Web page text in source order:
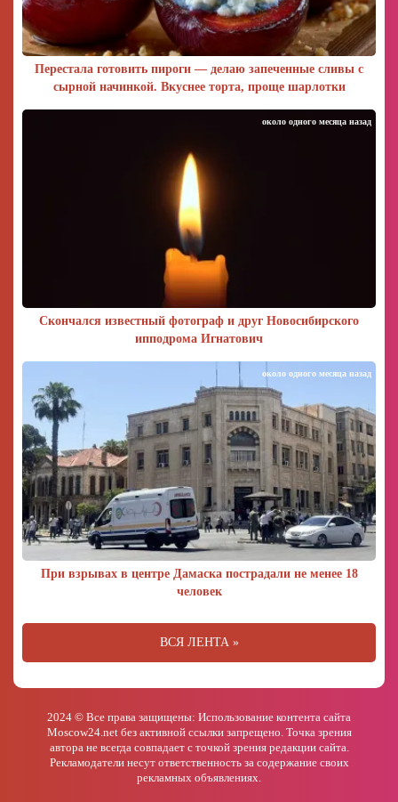
Перестала готовить пироги — делаю запеченные сливы с
сырной начинкой. Вкуснее торта, проще шарлотки
Скончался известный фотограф и друг Новосибирского
ипподрома Игнатович
около одного месяца назад
При взрывах в центре Дамаска пострадали не менее 18
человек
около одного месяца назад
ВСЯ ЛЕНТА »
2024 © Все права защищены: Использование контента сайта
Moscow24.net без активной ссылки запрещено. Точка зрения
автора не всегда совпадает с точкой зрения редакции сайта.
Рекламодатели несут ответственность за содержание своих
рекламных объявлениях.